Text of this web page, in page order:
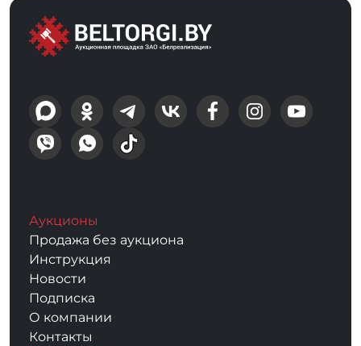
Аукционы
Продажа без аукциона
Инструкция
Новости
Подписка
О компании
Контакты